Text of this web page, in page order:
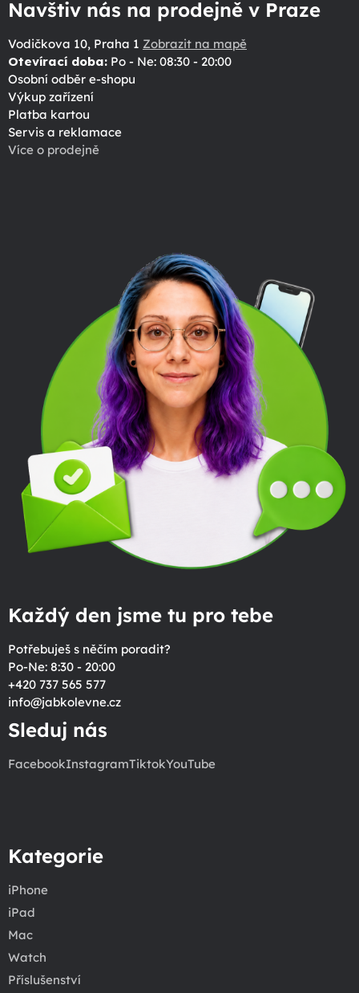
Navštiv nás na prodejně v Praze
Vodičkova 10, Praha 1 Zobrazit na mapě
Otevírací doba: Po - Ne: 08:30 - 20:00
Osobní odběr e-shopu
Výkup zařízení
Platba kartou
Servis a reklamace
Více o prodejně
Každý den jsme tu pro tebe
Potřebuješ s něčím poradit?
Po-Ne: 8:30 - 20:00
+420 737 565 577
info@jabkolevne.cz
Sleduj nás
FacebookInstagramTiktokYouTube
Kategorie
iPhone
iPad
Mac
Watch
Příslušenství